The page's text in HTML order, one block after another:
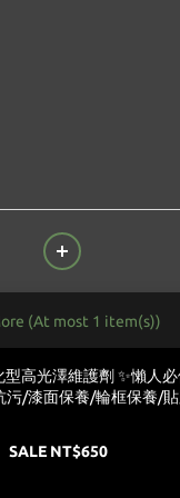
(At most 1 item(s))
型高光澤維護劑 ✨懶人
污/漆面保養/輪框保養/
SALE NT$650